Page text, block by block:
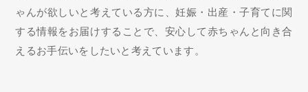
ゃんが欲しいと考えている方に、妊娠・出産・子育てに関
する情報をお届けすることで、安心して赤ちゃんと向き合
えるお手伝いをしたいと考えています。